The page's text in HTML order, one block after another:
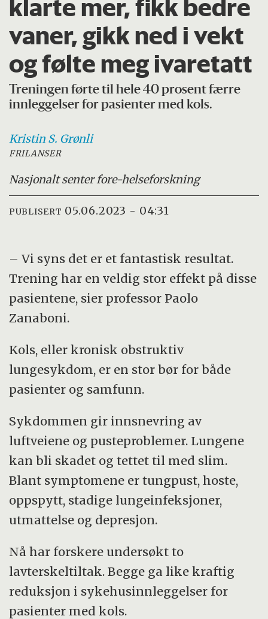
klarte mer, fikk bedre
vaner, gikk ned i vekt
og følte meg ivaretatt
Treningen førte til hele 40 prosent færre
innleggelser for pasienter med kols.
Kristin S. Grønli
FRILANSER
Nasjonalt senter fore-helseforskning
PUBLISERT 05.06.2023 - 04:31
– Vi syns det er et fantastisk resultat.
Trening har en veldig stor effekt på disse
pasientene, sier professor Paolo
Zanaboni.
Kols, eller kronisk obstruktiv
lungesykdom, er en stor bør for både
pasienter og samfunn.
Sykdommen gir innsnevring av
luftveiene og pusteproblemer. Lungene
kan bli skadet og tettet til med slim.
Blant symptomene er tungpust, hoste,
oppspytt, stadige lungeinfeksjoner,
utmattelse og depresjon.
Nå har forskere undersøkt to
lavterskeltiltak. Begge ga like kraftig
reduksjon i sykehusinnleggelser for
pasienter med kols.